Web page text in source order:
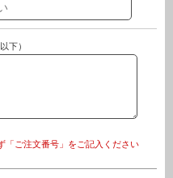
下）
ご注文番号」をご記入ください